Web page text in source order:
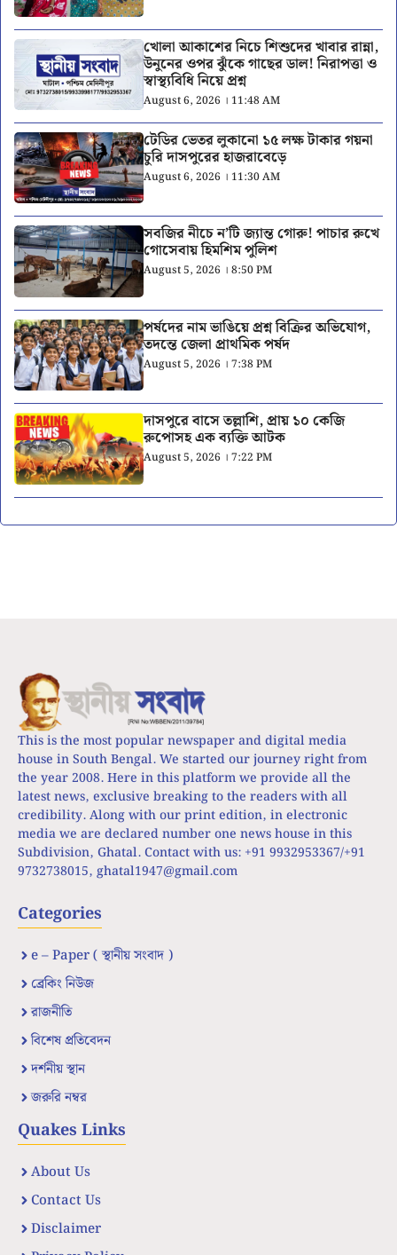
খোলা আকাশের নিচে শিশুদের খাবার রান্না,
উনুনের ওপর ঝুঁকে গাছের ডাল! নিরাপত্তা ও
স্বাস্থ্যবিধি নিয়ে প্রশ্ন
August 6, 2026 । 11:48 AM
টেডির ভেতর লুকানো ১৫ লক্ষ টাকার গয়না
চুরি দাসপুরের হাজরাবেড়ে
August 6, 2026 । 11:30 AM
সবজির নীচে ন’টি জ্যান্ত গোরু! পাচার রুখে
গোসেবায় হিমশিম পুলিশ
August 5, 2026 । 8:50 PM
পর্ষদের নাম ভাঙিয়ে প্রশ্ন বিক্রির অভিযোগ,
তদন্তে জেলা প্রাথমিক পর্ষদ
August 5, 2026 । 7:38 PM
দাসপুরে বাসে তল্লাশি, প্রায় ১০ কেজি
রুপোসহ এক ব্যক্তি আটক
August 5, 2026 । 7:22 PM
This is the most popular newspaper and digital media
house in South Bengal. We started our journey right from
the year 2008. Here in this platform we provide all the
latest news, exclusive breaking to the readers with all
credibility. Along with our print edition, in electronic
media we are declared number one news house in this
Subdivision, Ghatal. Contact with us: +91 9932953367/+91
9732738015, ghatal1947@gmail.com
Categories
e – Paper ( স্থানীয় সংবাদ )
ব্রেকিং নিউজ
রাজনীতি
বিশেষ প্রতিবেদন
দর্শনীয় স্থান
জরুরি নম্বর
Quakes Links
About Us
Contact Us
Disclaimer